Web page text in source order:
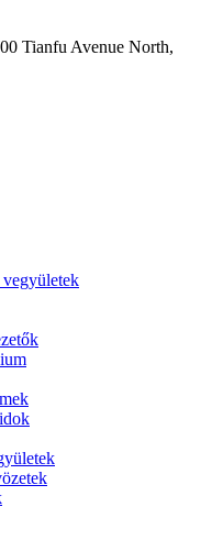
Tianfu Avenue North,
vegyületek